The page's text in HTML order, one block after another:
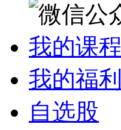
我的课程
我的福利
自选股